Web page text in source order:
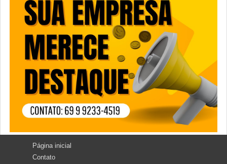
Página inicial
Contato